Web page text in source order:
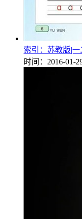
索引：苏教版|
时间：2016-01-